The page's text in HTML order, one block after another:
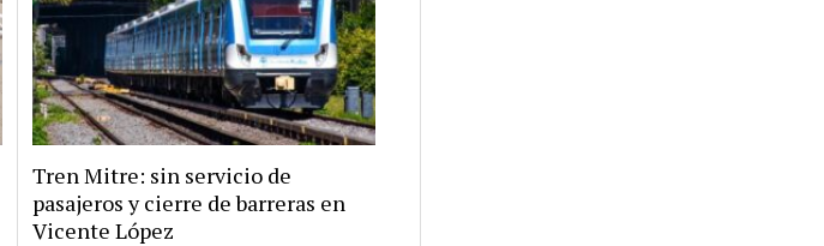
Tren Mitre: sin servicio de
pasajeros y cierre de barreras en
Vicente López